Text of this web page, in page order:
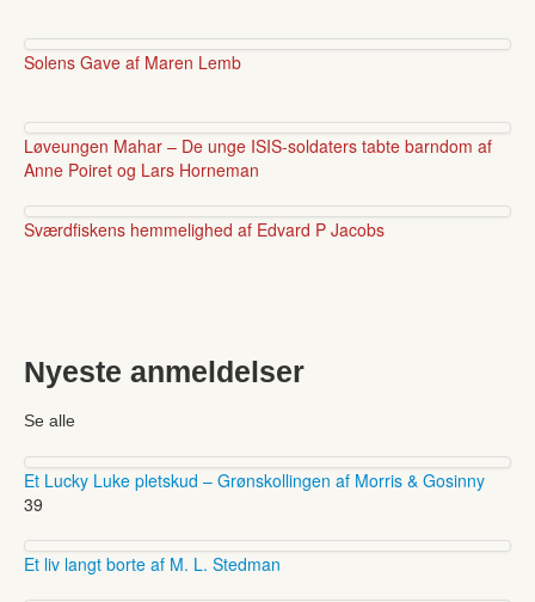
Solens Gave af Maren Lemb
Løveungen Mahar – De unge ISIS-soldaters tabte barndom af
Anne Poiret og Lars Horneman
Sværdfiskens hemmelighed af Edvard P Jacobs
Nyeste anmeldelser
Se alle
Et Lucky Luke pletskud – Grønskollingen af Morris & Gosinny
39
Et liv langt borte af M. L. Stedman